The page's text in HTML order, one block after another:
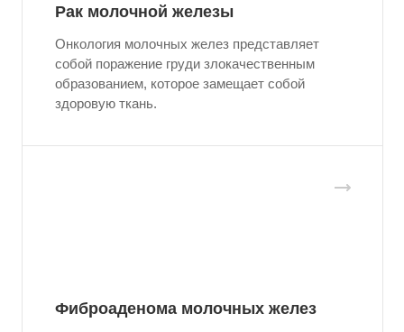
Рак молочной железы
Онкология молочных желез представляет
собой поражение груди злокачественным
образованием, которое замещает собой
здоровую ткань.
Фиброаденома молочных желез